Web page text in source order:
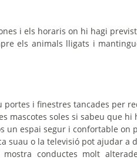
i els horaris on hi hagi
els animals lligats i
portes i finestres tancades per
mascotes soles si sabeu que
un espai segur i confortable on
suau o la televisió pot ajudar a
mostra conductes molt